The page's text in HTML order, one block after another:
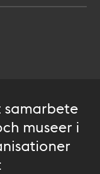
samarbete
museer i